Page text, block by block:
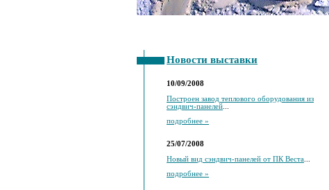
Новости выставки
10/09/2008
Построен завод теплового оборудования из
сэндвич-панелей
подробнее »
25/07/2008
Новый вид сэндвич-панелей от ПК Веста
подробнее »